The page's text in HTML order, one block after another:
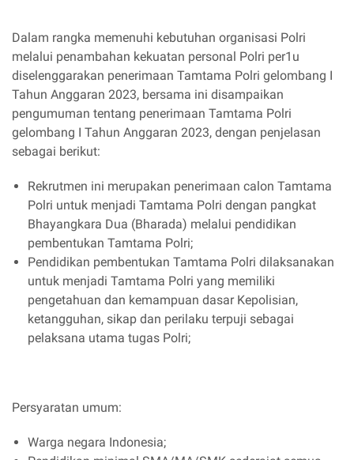
Dalam rangka memenuhi kebutuhan organisasi Polri
melalui penambahan kekuatan personal Polri per1u
diselenggarakan penerimaan Tamtama Polri gelombang I
Tahun Anggaran 2023, bersama ini disampaikan
pengumuman tentang penerimaan Tamtama Polri
gelombang I Tahun Anggaran 2023, dengan penjelasan
sebagai berikut:
Rekrutmen ini merupakan penerimaan calon Tamtama
Polri untuk menjadi Tamtama Polri dengan pangkat
Bhayangkara Dua (Bharada) melalui pendidikan
pembentukan Tamtama Polri;
Pendidikan pembentukan Tamtama Polri dilaksanakan
untuk menjadi Tamtama Polri yang memiliki
pengetahuan dan kemampuan dasar Kepolisian,
ketangguhan, sikap dan perilaku terpuji sebagai
pelaksana utama tugas Polri;
Persyaratan umum:
Warga negara Indonesia;